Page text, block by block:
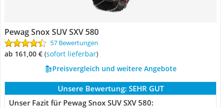
Pewag Snox SUV SXV 580
57 Bewertungen
ab 161,00 € ( Sofort lieferbar)
Preisvergleich und weitere Angebote
Unsere Bewertung: SEHR GUT
Unser Fazit für Pewag Snox SUV SXV 580: